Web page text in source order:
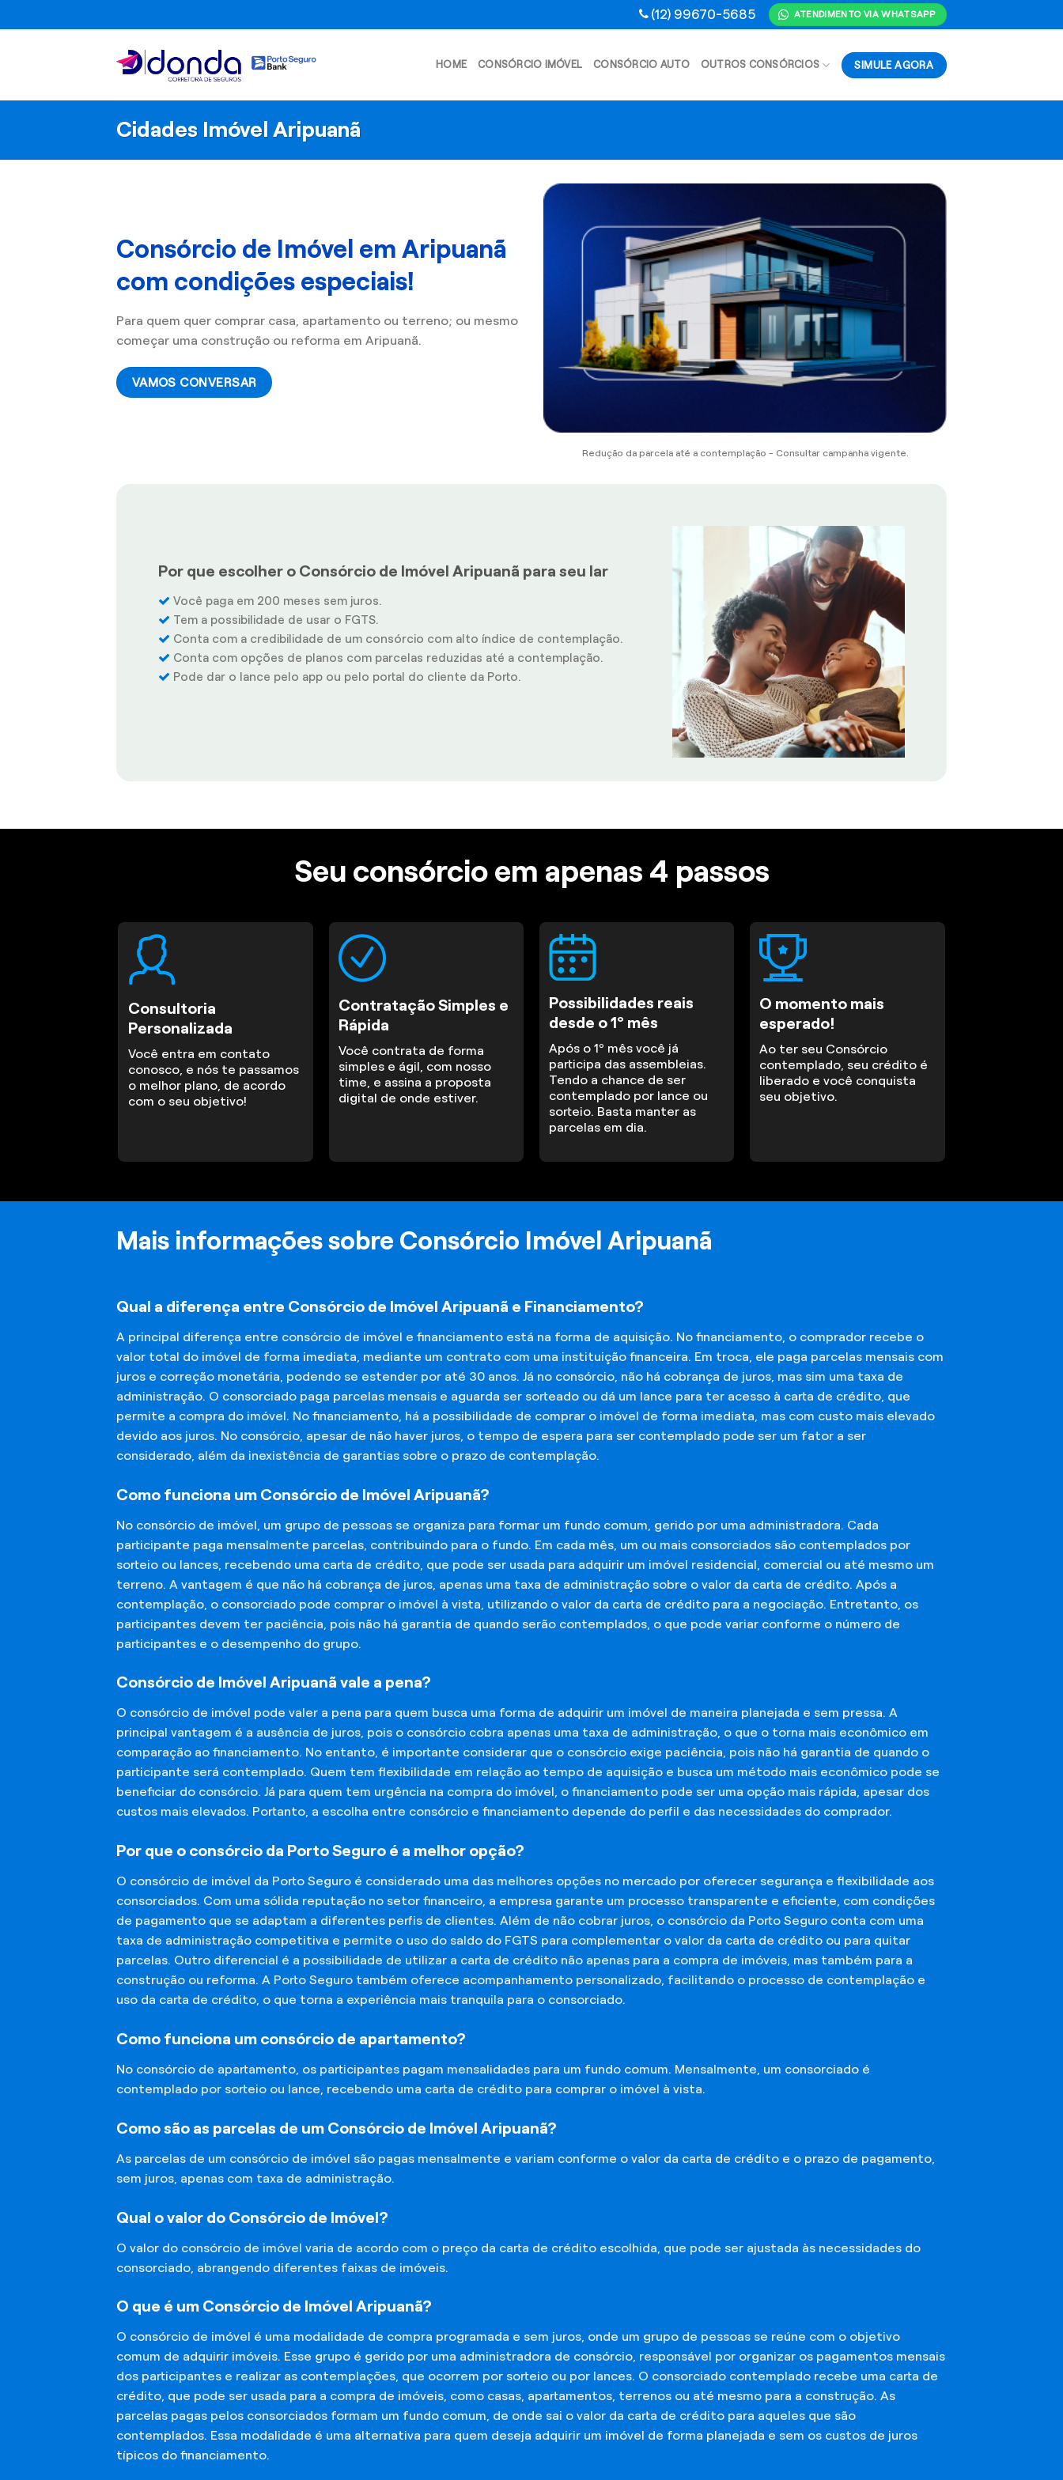
to
(12) 99670-5685 ATENDIMENTO VIA WHATSAPP
HOME CONSÓRCIO IMÓVEL CONSÓRCIO AUTO OUTROS CONSÓRCIOS SIMULE AGORA
Cidades Imóvel Aripuanã
Consórcio de Imóvel em Aripuanã
com condições especiais!
Para quem quer comprar casa, apartamento ou terreno; ou mesmo
começar uma construção ou reforma em Aripuanã.
VAMOS CONVERSAR
Redução da parcela até a contemplação - Consultar campanha vigente.
Por que escolher o Consórcio de Imóvel Aripuanã para seu lar
Você paga em 200 meses sem juros.
Tem a possibilidade de usar o FGTS.
Conta com a credibilidade de um consórcio com alto índice de contemplação.
Conta com opções de planos com parcelas reduzidas até a contemplação.
Pode dar o lance pelo app ou pelo portal do cliente da Porto.
Seu consórcio em apenas 4 passos
Consultoria
Personalizada
Você entra em contato
conosco, e nós te passamos
o melhor plano, de acordo
com o seu objetivo!
Contratação Simples e
Rápida
Você contrata de forma
simples e ágil, com nosso
time, e assina a proposta
digital de onde estiver.
Possibilidades reais
desde o 1º mês
Após o 1º mês você já
participa das assembleias.
Tendo a chance de ser
contemplado por lance ou
sorteio. Basta manter as
parcelas em dia.
O momento mais
esperado!
Ao ter seu Consórcio
contemplado, seu crédito é
liberado e você conquista
seu objetivo.
Mais informações sobre Consórcio Imóvel Aripuanã
Qual a diferença entre Consórcio de Imóvel Aripuanã e Financiamento?
A principal diferença entre consórcio de imóvel e financiamento está na forma de aquisição. No financiamento, o comprador recebe o
valor total do imóvel de forma imediata, mediante um contrato com uma instituição financeira. Em troca, ele paga parcelas mensais com
juros e correção monetária, podendo se estender por até 30 anos. Já no consórcio, não há cobrança de juros, mas sim uma taxa de
administração. O consorciado paga parcelas mensais e aguarda ser sorteado ou dá um lance para ter acesso à carta de crédito, que
permite a compra do imóvel. No financiamento, há a possibilidade de comprar o imóvel de forma imediata, mas com custo mais elevado
devido aos juros. No consórcio, apesar de não haver juros, o tempo de espera para ser contemplado pode ser um fator a ser
considerado, além da inexistência de garantias sobre o prazo de contemplação.
Como funciona um Consórcio de Imóvel Aripuanã?
No consórcio de imóvel, um grupo de pessoas se organiza para formar um fundo comum, gerido por uma administradora. Cada
participante paga mensalmente parcelas, contribuindo para o fundo. Em cada mês, um ou mais consorciados são contemplados por
sorteio ou lances, recebendo uma carta de crédito, que pode ser usada para adquirir um imóvel residencial, comercial ou até mesmo um
terreno. A vantagem é que não há cobrança de juros, apenas uma taxa de administração sobre o valor da carta de crédito. Após a
contemplação, o consorciado pode comprar o imóvel à vista, utilizando o valor da carta de crédito para a negociação. Entretanto, os
participantes devem ter paciência, pois não há garantia de quando serão contemplados, o que pode variar conforme o número de
participantes e o desempenho do grupo.
Consórcio de Imóvel Aripuanã vale a pena?
O consórcio de imóvel pode valer a pena para quem busca uma forma de adquirir um imóvel de maneira planejada e sem pressa. A
principal vantagem é a ausência de juros, pois o consórcio cobra apenas uma taxa de administração, o que o torna mais econômico em
comparação ao financiamento. No entanto, é importante considerar que o consórcio exige paciência, pois não há garantia de quando o
participante será contemplado. Quem tem flexibilidade em relação ao tempo de aquisição e busca um método mais econômico pode se
beneficiar do consórcio. Já para quem tem urgência na compra do imóvel, o financiamento pode ser uma opção mais rápida, apesar dos
custos mais elevados. Portanto, a escolha entre consórcio e financiamento depende do perfil e das necessidades do comprador.
Por que o consórcio da Porto Seguro é a melhor opção?
O consórcio de imóvel da Porto Seguro é considerado uma das melhores opções no mercado por oferecer segurança e flexibilidade aos
consorciados. Com uma sólida reputação no setor financeiro, a empresa garante um processo transparente e eficiente, com condições
de pagamento que se adaptam a diferentes perfis de clientes. Além de não cobrar juros, o consórcio da Porto Seguro conta com uma
taxa de administração competitiva e permite o uso do saldo do FGTS para complementar o valor da carta de crédito ou para quitar
parcelas. Outro diferencial é a possibilidade de utilizar a carta de crédito não apenas para a compra de imóveis, mas também para a
construção ou reforma. A Porto Seguro também oferece acompanhamento personalizado, facilitando o processo de contemplação e
uso da carta de crédito, o que torna a experiência mais tranquila para o consorciado.
Como funciona um consórcio de apartamento?
No consórcio de apartamento, os participantes pagam mensalidades para um fundo comum. Mensalmente, um consorciado é
contemplado por sorteio ou lance, recebendo uma carta de crédito para comprar o imóvel à vista.
Como são as parcelas de um Consórcio de Imóvel Aripuanã?
As parcelas de um consórcio de imóvel são pagas mensalmente e variam conforme o valor da carta de crédito e o prazo de pagamento,
sem juros, apenas com taxa de administração.
Qual o valor do Consórcio de Imóvel?
O valor do consórcio de imóvel varia de acordo com o preço da carta de crédito escolhida, que pode ser ajustada às necessidades do
consorciado, abrangendo diferentes faixas de imóveis.
O que é um Consórcio de Imóvel Aripuanã?
O consórcio de imóvel é uma modalidade de compra programada e sem juros, onde um grupo de pessoas se reúne com o objetivo
comum de adquirir imóveis. Esse grupo é gerido por uma administradora de consórcio, responsável por organizar os pagamentos mensais
dos participantes e realizar as contemplações, que ocorrem por sorteio ou por lances. O consorciado contemplado recebe uma carta de
crédito, que pode ser usada para a compra de imóveis, como casas, apartamentos, terrenos ou até mesmo para a construção. As
parcelas pagas pelos consorciados formam um fundo comum, de onde sai o valor da carta de crédito para aqueles que são
contemplados. Essa modalidade é uma alternativa para quem deseja adquirir um imóvel de forma planejada e sem os custos de juros
típicos do financiamento.